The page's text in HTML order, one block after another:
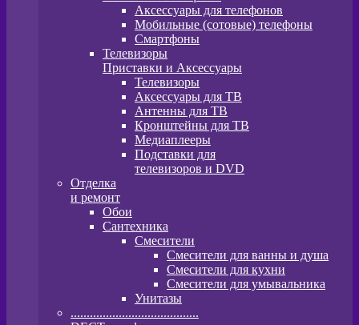
Аксессуары для телефонов
Мобильные (сотовые) телефоны
Смартфоны
Телевизоры
Приставки и Аксессуары
Телевизоры
Аксессуары для ТВ
Антенны для ТВ
Кронштейны для ТВ
Медиаплееры
Подставки для
телевизоров и DVD
Отделка
и ремонт
Обои
Сантехника
Смесители
Смесители для ванны и душа
Смесители для кухни
Смесители для умывальника
Унитазы
........................................